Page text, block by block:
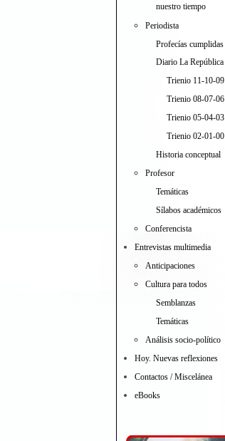
nuestro tiempo
Periodista
Profecías cumplidas
Diario La República
Trienio 11-10-09
Trienio 08-07-06
Trienio 05-04-03
Trienio 02-01-00
Historia conceptual
Profesor
Temáticas
Sílabos académicos
Conferencista
Entrevistas multimedia
Anticipaciones
Cultura para todos
Semblanzas
Temáticas
Análisis socio-político
Hoy. Nuevas reflexiones
Contactos / Miscelánea
eBooks